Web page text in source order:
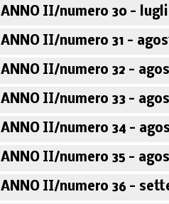
ANNO II/numero 30 -
ANNO II/numero 31 -
ANNO II/numero 32 -
ANNO II/numero 33 -
ANNO II/numero 34 -
ANNO II/numero 35 -
ANNO II/numero 36 -
politici